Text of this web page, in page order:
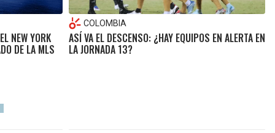
NEW YORK
DE LA MLS
COLOMBIA
ASÍ VA EL DESCENSO: ¿HAY EQUIPOS EN ALERTA EN
LA JORNADA 13?